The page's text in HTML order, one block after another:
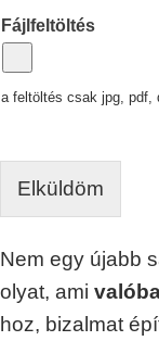
Fájlfeltöltés
a feltöltés csak jpg, pdf,
Elküldöm
Nem egy újabb
olyat, ami
hoz, bizalmat